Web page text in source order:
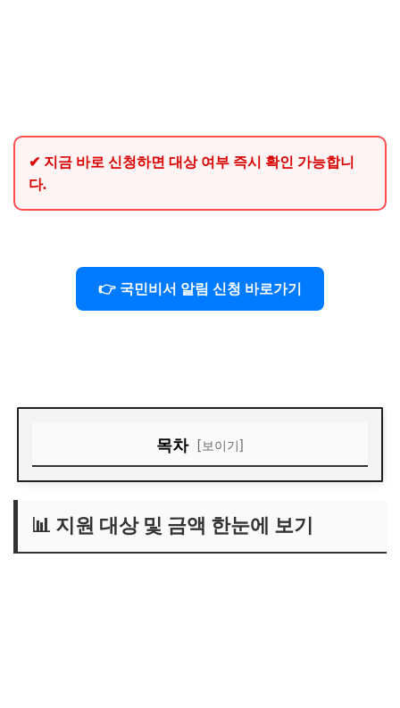
✔ 지금 바로 신청하면 대상 여부 즉시 확인 가능합니
다.
👉 국민비서 알림 신청 바로가기
목차 [보이기]
📊 소득 기준 (중요) – 누구나 받는 게 아닙니다
📌 2026년 기준 중위소득 70% (월 소득 기준)
📊 지원 대상 및 금액 한눈에 보기